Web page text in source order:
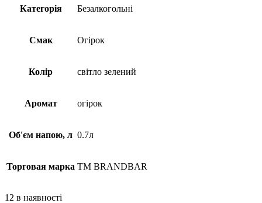
Категорія Безалкогольні
Смак Огірок
Колір світло зелений
Аромат огірок
Об'єм напою, л 0.7л
Торговая марка TM BRANDBAR
12 в наявності